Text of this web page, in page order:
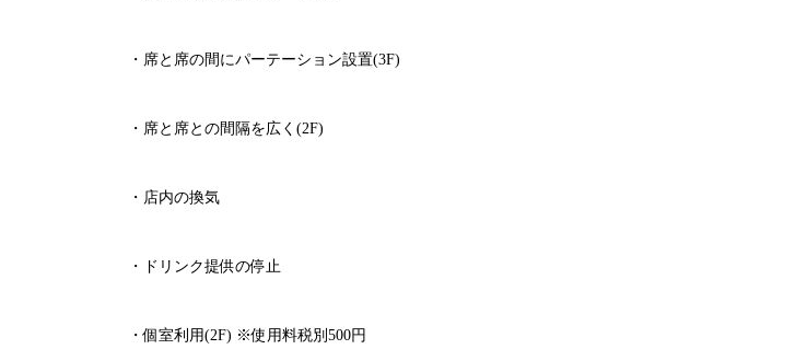
・席と席の間にパーテーション設置(3F)
・席と席との間隔を広く (2F)
・店内の換気
・ドリンク提供の停止
・個室利用(2F) ※使用料税別 500円